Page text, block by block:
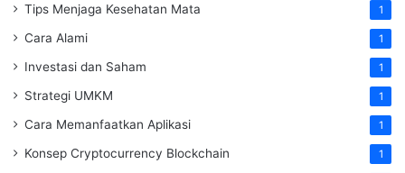
Tips Menjaga Kesehatan Mata 1
Cara Alami 1
Investasi dan Saham 1
Strategi UMKM 1
Cara Memanfaatkan Aplikasi 1
Konsep Cryptocurrency Blockchain 1